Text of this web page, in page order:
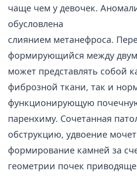
чаще чем у девочек.
обусловлена
слиянием метанефроса.
формирующийся между
может представлять собой
фиброзной ткани, так и
функционирующую
паренхиму. Сочетанная
обструкцию, удвоение
формирование камней за
геометрии почек